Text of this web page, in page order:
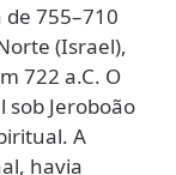
755–710
(Israel),
722 a.C. O
Jeroboão
A
havia